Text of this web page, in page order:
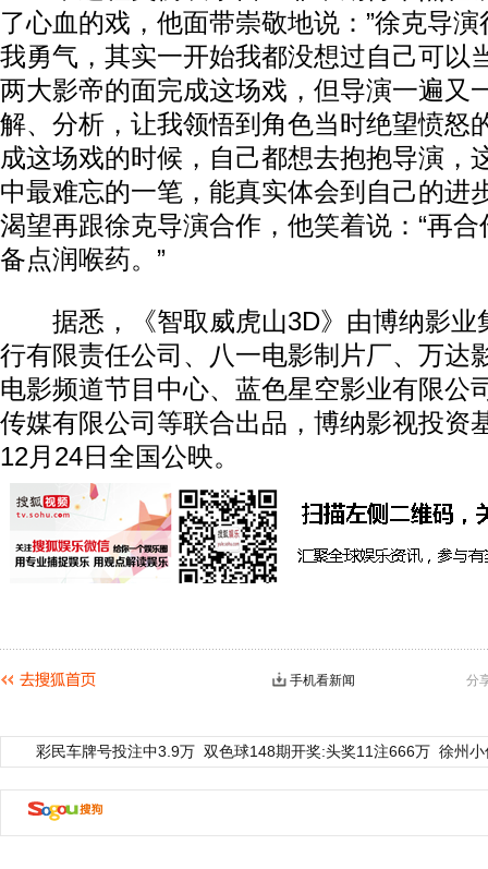
了心血的戏，他面带崇敬地说：”徐克导
我勇气，其实一开始我都没想过自己可以
两大影帝的面完成这场戏，但导演一遍又
解、分析，让我领悟到角色当时绝望愤怒
成这场戏的时候，自己都想去抱抱导演，
中最难忘的一笔，能真实体会到自己的进
渴望再跟徐克导演合作，他笑着说：“再
备点润喉药。”
据悉，《智取威虎山3D》由博纳影业
行有限责任公司、八一电影制片厂、万达
电影频道节目中心、蓝色星空影业有限公
传媒有限公司等联合出品，博纳影视投资
12月24日全国公映。
分
手机看新闻
彩民车牌号投注中3.9万 双色球148期开奖:头奖11注666万 徐州